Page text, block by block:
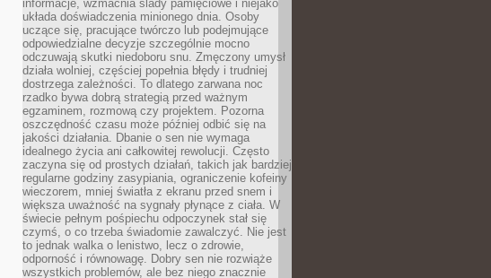
informacje, wzmacnia ślady pamięciowe i niejako
układa doświadczenia minionego dnia. Osoby
uczące się, pracujące twórczo lub podejmujące
odpowiedzialne decyzje szczególnie mocno
odczuwają skutki niedoboru snu. Zmęczony umysł
działa wolniej, częściej popełnia błędy i trudniej
dostrzega zależności. To dlatego zarwana noc
rzadko bywa dobrą strategią przed ważnym
egzaminem, rozmową czy projektem. Pozorna
oszczędność czasu może później odbić się na
jakości działania. Dbanie o sen nie wymaga
idealnego życia ani całkowitej rewolucji. Często
zaczyna się od prostych działań, takich jak bardziej
regularne godziny zasypiania, ograniczenie kofeiny
wieczorem, mniej światła z ekranu przed snem i
większa uważność na sygnały płynące z ciała. W
świecie pełnym pośpiechu odpoczynek stał się
czymś, o co trzeba świadomie zawalczyć. Nie jest
to jednak walka o lenistwo, lecz o zdrowie,
odporność i równowagę. Dobry sen nie rozwiąże
wszystkich problemów, ale bez niego znacznie